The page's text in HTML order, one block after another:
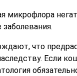
микрофлора
что
Если